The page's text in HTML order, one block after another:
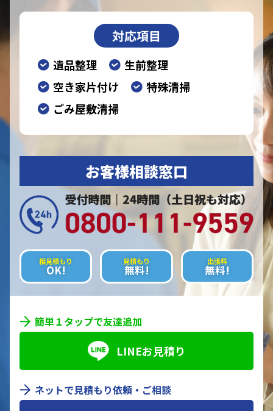
対応項目
遺品整理
生前整理
空き家片付け
特殊清掃
ごみ屋敷清掃
お客様相談窓口
相見積もり
OK!
見積もり
無料!
出張料
無料!
簡単１タップで友達追加
LINEお見積り
ネットで見積もり依頼・ご相談